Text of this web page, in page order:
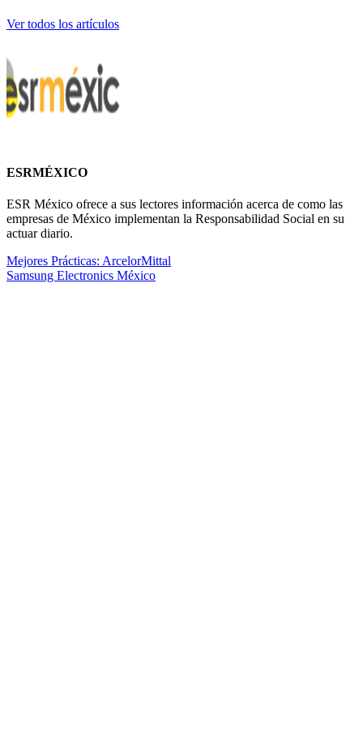
Ver todos los artículos
ESRMÉXICO
ESR México ofrece a sus lectores información acerca de como las
empresas de México implementan la Responsabilidad Social en su
actuar diario.
Mejores Prácticas: ArcelorMittal
Samsung Electronics México